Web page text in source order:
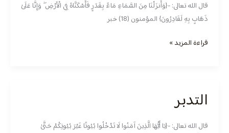
قال الله تعالى: -{وَأَنزَلْنَا مِنَ السَّمَاءِ مَاءً بِقَدَرٍ فَأَسْكَنَّاهُ فِي الْأَرْضِ ۖ وَإِنَّا عَلَىٰ
ذَهَابٍ بِهِ لَقَادِرُونَ} المؤمنون (18) خبر
قراءة المزيد »
التدبر
قال الله تعالى: -{يَا أَيُّهَا الَّذِينَ آمَنُوا لَا تَدْخُلُوا بُيُوتًا غَيْرَ بُيُوتِكُمْ حَتَّىٰ
التدبر